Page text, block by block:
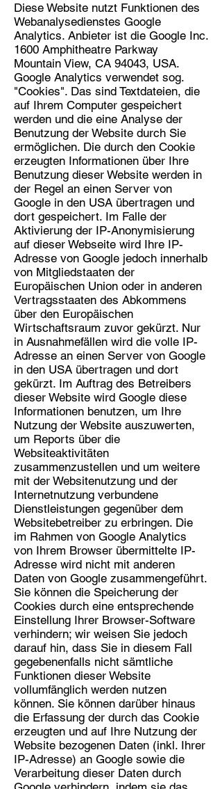
Diese Website nutzt Funktionen des
Webanalysedienstes Google
Analytics. Anbieter ist die Google Inc.
1600 Amphitheatre Parkway
Mountain View, CA 94043, USA.
Google Analytics verwendet sog.
"Cookies". Das sind Textdateien, die
auf Ihrem Computer gespeichert
werden und die eine Analyse der
Benutzung der Website durch Sie
ermöglichen. Die durch den Cookie
erzeugten Informationen über Ihre
Benutzung dieser Website werden in
der Regel an einen Server von
Google in den USA übertragen und
dort gespeichert. Im Falle der
Aktivierung der IP-Anonymisierung
auf dieser Webseite wird Ihre IP-
Adresse von Google jedoch innerhalb
von Mitgliedstaaten der
Europäischen Union oder in anderen
Vertragsstaaten des Abkommens
über den Europäischen
Wirtschaftsraum zuvor gekürzt. Nur
in Ausnahmefällen wird die volle IP-
Adresse an einen Server von Google
in den USA übertragen und dort
gekürzt. Im Auftrag des Betreibers
dieser Website wird Google diese
Informationen benutzen, um Ihre
Nutzung der Website auszuwerten,
um Reports über die
Websiteaktivitäten
zusammenzustellen und um weitere
mit der Websitenutzung und der
Internetnutzung verbundene
Dienstleistungen gegenüber dem
Websitebetreiber zu erbringen. Die
im Rahmen von Google Analytics
von Ihrem Browser übermittelte IP-
Adresse wird nicht mit anderen
Daten von Google zusammengeführt.
Sie können die Speicherung der
Cookies durch eine entsprechende
Einstellung Ihrer Browser-Software
verhindern; wir weisen Sie jedoch
darauf hin, dass Sie in diesem Fall
gegebenenfalls nicht sämtliche
Funktionen dieser Website
vollumfänglich werden nutzen
können. Sie können darüber hinaus
die Erfassung der durch das Cookie
erzeugten und auf Ihre Nutzung der
Website bezogenen Daten (inkl. Ihrer
IP-Adresse) an Google sowie die
Verarbeitung dieser Daten durch